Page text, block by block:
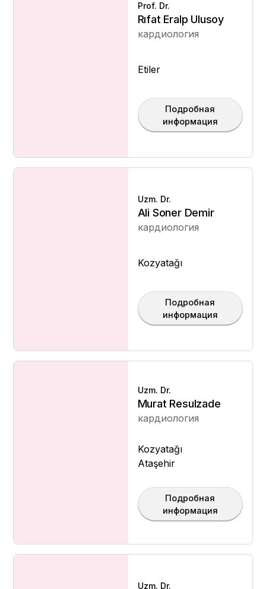
Prof. Dr.
Rıfat Eralp Ulusoy
кардиология
Etiler
Подробная
информация
Uzm. Dr.
Ali Soner Demir
кардиология
Kozyatağı
Подробная
информация
Uzm. Dr.
Murat Resulzade
кардиология
Kozyatağı
Ataşehir
Подробная
информация
Uzm. Dr.